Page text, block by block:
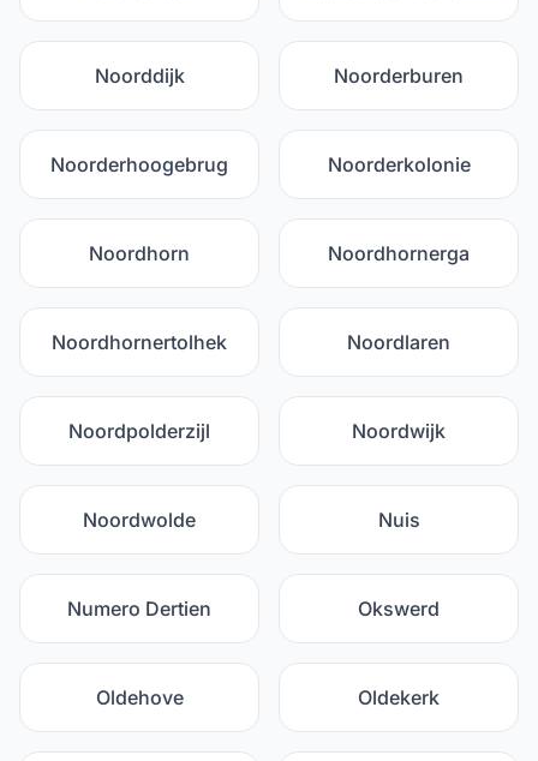
Noorddijk Noorderburen
Noorderhoogebrug Noorderkolonie
Noordhorn Noordhornerga
Noordhornertolhek Noordlaren
Noordpolderzijl Noordwijk
Noordwolde Nuis
Numero Dertien Okswerd
Oldehove Oldekerk